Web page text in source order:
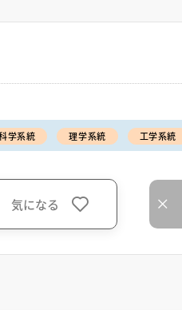
学系統 理学系統 工学系統
気になる